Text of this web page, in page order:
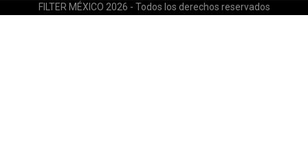
FILTER MÉXICO 2026 - Todos los derechos reservados